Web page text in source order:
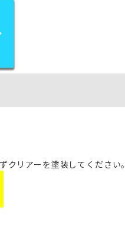
リアーを塗装してください。